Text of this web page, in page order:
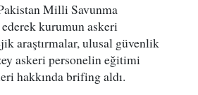
Milli Savunma
kurumun askeri
araştırmalar, ulusal güvenlik
askeri personelin eğitimi
hakkında brifing aldı.